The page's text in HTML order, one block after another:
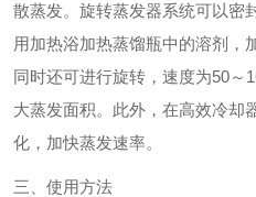
散蒸发。旋转蒸发器系统可以密
用加热浴加热蒸馏瓶中的溶剂，
同时还可进行旋转，速度为50～
大蒸发面积。此外，在高效冷却
化，加快蒸发速率。
三、使用方法